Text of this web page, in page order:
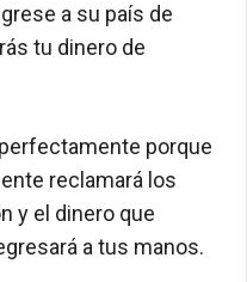
a su país de
tu dinero de
porque
reclamará los
y el dinero que
a tus manos.